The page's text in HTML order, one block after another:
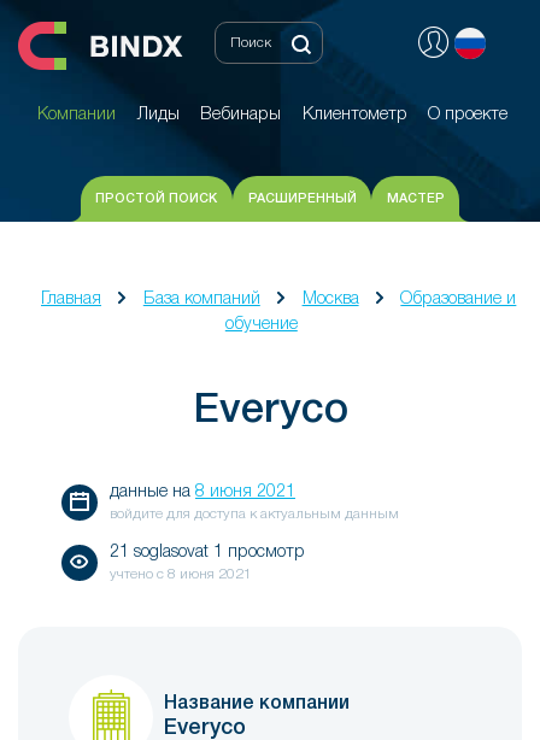
Компании Лиды Вебинары Клиентометр О проекте
Компании Лиды Вебинары Клиентометр О проекте
ПРОСТОЙ ПОИСК РАСШИРЕННЫЙ МАСТЕР
Главная База компаний Москва
Образование и
обучение
Everyco
данные на 8 июня 2021
войдите для доступа к актуальным данным
21 soglasovat 1 просмотр
учтено с 8 июня 2021
Название компании
Everyco